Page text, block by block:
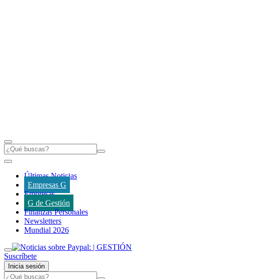
Últimas Noticias
Empresas G
Empresas
G de Gestión
Finanzas Personales
Newsletters
Mundial 2026
Suscríbete
Inicia sesión